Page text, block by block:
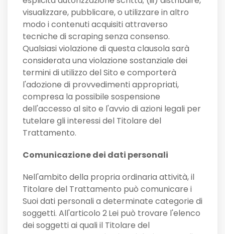
visualizzare, pubblicare, o utilizzare in altro
modo i contenuti acquisiti attraverso
tecniche di scraping senza consenso.
Qualsiasi violazione di questa clausola sarà
considerata una violazione sostanziale dei
termini di utilizzo del Sito e comporterà
l'adozione di provvedimenti appropriati,
compresa la possibile sospensione
dell'accesso al sito e l'avvio di azioni legali per
tutelare gli interessi del Titolare del
Trattamento.
Comunicazione dei dati personali
Nell'ambito della propria ordinaria attività, il
Titolare del Trattamento può comunicare i
Suoi dati personali a determinate categorie di
soggetti. All'articolo 2Lei può trovare l'elenco
dei soggetti ai quali il Titolare del